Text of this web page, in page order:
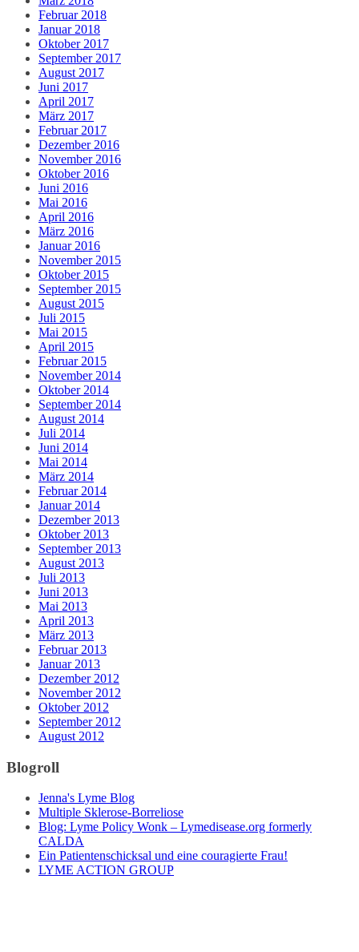
Februar 2018
Januar 2018
Oktober 2017
September 2017
August 2017
Juni 2017
April 2017
März 2017
Februar 2017
Dezember 2016
November 2016
Oktober 2016
Juni 2016
Mai 2016
April 2016
März 2016
Januar 2016
November 2015
Oktober 2015
September 2015
August 2015
Juli 2015
Mai 2015
April 2015
Februar 2015
November 2014
Oktober 2014
September 2014
August 2014
Juli 2014
Juni 2014
Mai 2014
März 2014
Februar 2014
Januar 2014
Dezember 2013
Oktober 2013
September 2013
August 2013
Juli 2013
Juni 2013
Mai 2013
April 2013
März 2013
Februar 2013
Januar 2013
Dezember 2012
November 2012
Oktober 2012
September 2012
August 2012
Blogroll
Jenna's Lyme Blog
Multiple Sklerose-Borreliose
Blog: Lyme Policy Wonk – Lymedisease.org formerly
CALDA
Ein Patientenschicksal und eine couragierte Frau!
LYME ACTION GROUP